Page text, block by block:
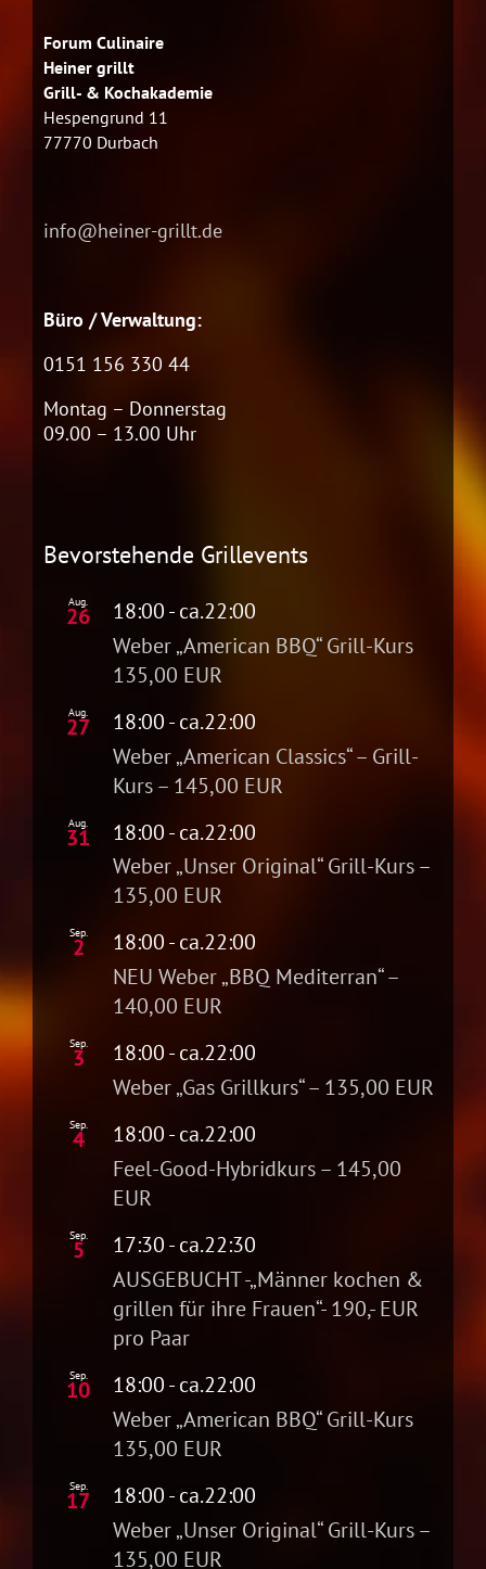
Forum Culinaire
Heiner grillt
Grill- & Kochakademie
Hespengrund 11
77770 Durbach
info@heiner-grillt.de
Büro / Verwaltung:
0151 156 330 44
Montag – Donnerstag
09.00 – 13.00 Uhr
Bevorstehende Grillevents
Aug.
26 18:00 - ca.22:00
Weber „American BBQ“ Grill-Kurs
135,00 EUR
Aug.
27 18:00 - ca.22:00
Weber „American Classics“ – Grill-
Kurs – 145,00 EUR
Aug.
31 18:00 - ca.22:00
Weber „Unser Original“ Grill-Kurs –
135,00 EUR
Sep.
2 18:00 - ca.22:00
NEU Weber „BBQ Mediterran“ –
140,00 EUR
Sep.
3 18:00 - ca.22:00
Weber „Gas Grillkurs“ – 135,00 EUR
Sep.
4 18:00 - ca.22:00
Feel-Good-Hybridkurs – 145,00
EUR
Sep.
5 17:30 - ca.22:30
AUSGEBUCHT -„Männer kochen &
grillen für ihre Frauen“- 190,- EUR
pro Paar
Sep.
10 18:00 - ca.22:00
Weber „American BBQ“ Grill-Kurs
135,00 EUR
Sep.
17 18:00 - ca.22:00
Weber „Unser Original“ Grill-Kurs –
135,00 EUR